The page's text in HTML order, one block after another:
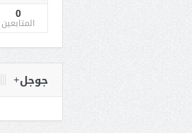
0
المتابعين
جوجل+